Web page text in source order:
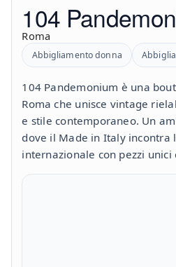
104
Roma
Abbigliamento donna
104 Pandemonium è una
Roma che unisce vintage
e stile contemporaneo. Un
dove il Made in Italy incontra
internazionale con pezzi unici